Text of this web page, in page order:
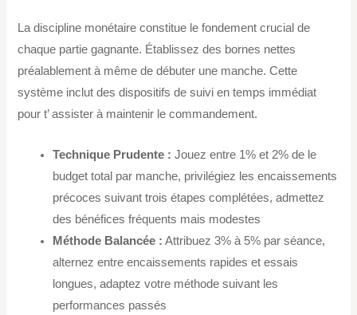
La discipline monétaire constitue le fondement crucial de
chaque partie gagnante. Établissez des bornes nettes
préalablement à même de débuter une manche. Cette
système inclut des dispositifs de suivi en temps immédiat
pour t’ assister à maintenir le commandement.
Technique Prudente : Jouez entre 1% et 2% de le
budget total par manche, privilégiez les encaissements
précoces suivant trois étapes complétées, admettez
des bénéfices fréquents mais modestes
Méthode Balancée : Attribuez 3% à 5% par séance,
alternez entre encaissements rapides et essais
longues, adaptez votre méthode suivant les
performances passés